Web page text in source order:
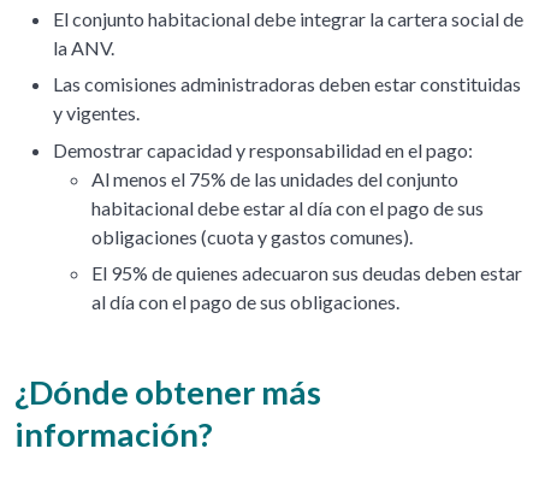
El conjunto habitacional debe integrar la cartera social de
la ANV.
Las comisiones administradoras deben estar constituidas
y vigentes.
Demostrar capacidad y responsabilidad en el pago:
Al menos el 75% de las unidades del conjunto
habitacional debe estar al día con el pago de sus
obligaciones (cuota y gastos comunes).
El 95% de quienes adecuaron sus deudas deben estar
al día con el pago de sus obligaciones.
¿Dónde obtener más
información?